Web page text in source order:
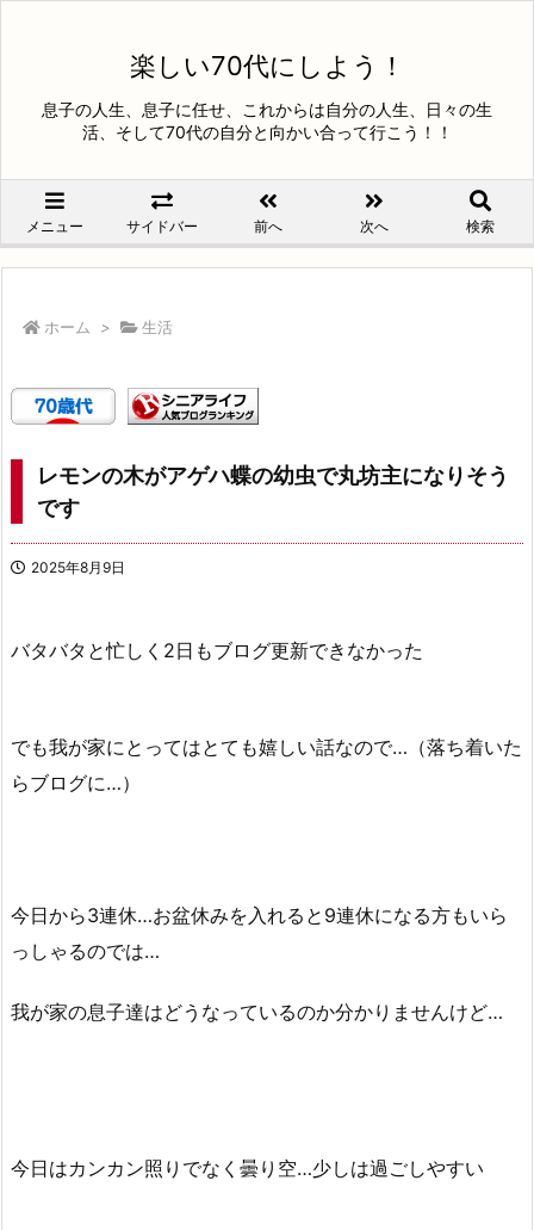
楽しい70代にしよう！
息子の人生、息子に任せ、これからは自分の人生、日々の生
活、そして70代の自分と向かい合って行こう！！
メニュー サイドバー 前へ 次へ 検索
ホーム > 生活
レモンの木がアゲハ蝶の幼虫で丸坊主になりそう
です
2025年8月9日
バタバタと忙しく2日もブログ更新できなかった
でも我が家にとってはとても嬉しい話なので…（落ち着いた
らブログに…）
今日から3連休…お盆休みを入れると9連休になる方もいら
っしゃるのでは…
我が家の息子達はどうなっているのか分かりませんけど…
今日はカンカン照りでなく曇り空…少しは過ごしやすい